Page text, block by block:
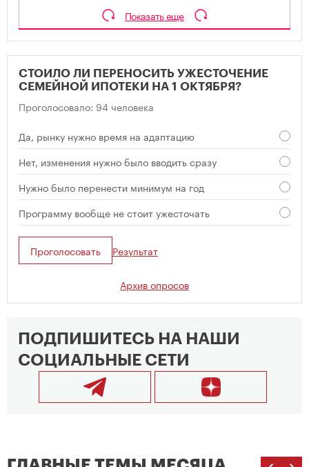
Показать еще
СТОИЛО ЛИ ПЕРЕНОСИТЬ УЖЕСТОЧЕНИЕ
СЕМЕЙНОЙ ИПОТЕКИ НА 1 ОКТЯБРЯ?
Проголосовало: 94 человека
Да, рынку нужно время на адаптацию
Нет, изменения нужно было вводить сразу
Нужно было перенести минимум на год
Программу вообще не стоит ужесточать
Проголосовать Результат
Архив опросов
ПОДПИШИТЕСЬ НА НАШИ
СОЦИАЛЬНЫЕ СЕТИ